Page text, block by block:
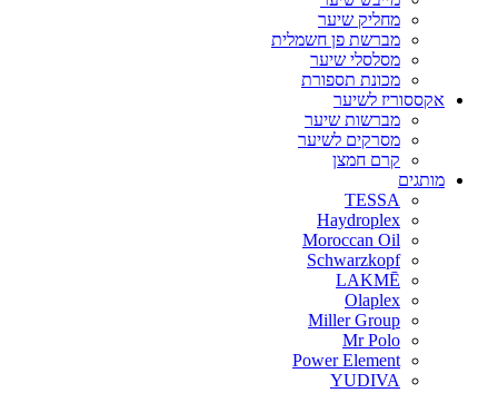
מחליק שיער
מברשת פן חשמלית
מסלסלי שיער
מכונת תספורת
אקססוריז לשיער
מברשות שיער
מסרקים לשיער
קרם חמצן
מותגים
TESSA
Haydroplex
Moroccan Oil
Schwarzkopf
LAKMĒ
Olaplex
Miller Group
Mr Polo
Power Element
YUDIVA